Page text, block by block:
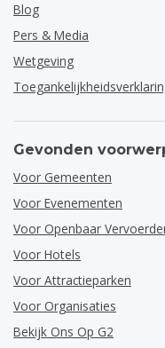
Blog
Pers & Media
Wetgeving
Gevonden
Voor Gemeenten
Voor Evenementen
Voor Openbaar
Voor Hotels
Voor Attractieparken
Voor Organisaties
Bekijk Ons Op G2